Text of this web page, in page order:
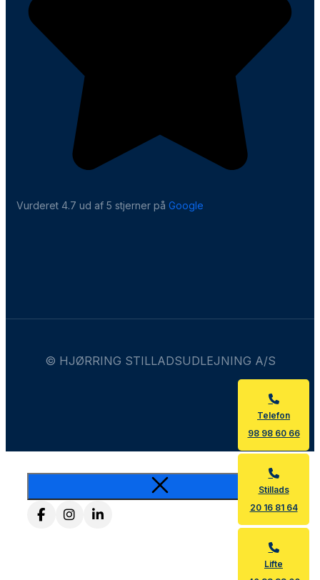
Vurderet 4.7 ud af 5 stjerner på Google
© HJØRRING STILLADSUDLEJNING A/S
Telefon
98 98 60 66
Stillads
20 16 81 64
Lifte